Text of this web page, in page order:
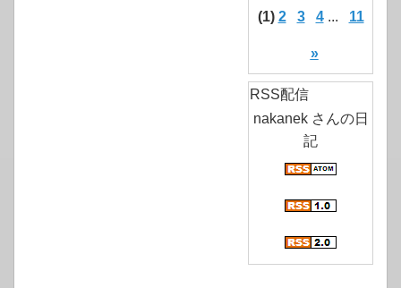
(1) 2 3 4... 11
»
RSS配信
nakanek さんの日
記